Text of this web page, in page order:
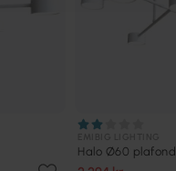
Halo Ø60 plafond